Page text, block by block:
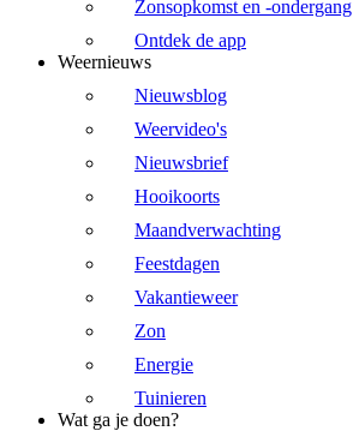
Zonsopkomst en -ondergang
Ontdek de app
Weernieuws
Nieuwsblog
Weervideo's
Nieuwsbrief
Hooikoorts
Maandverwachting
Feestdagen
Vakantieweer
Zon
Energie
Tuinieren
Wat ga je doen?